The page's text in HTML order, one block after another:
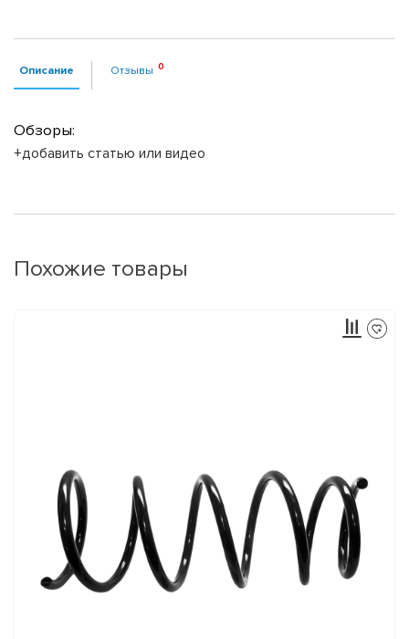
Описание Отзывы
Обзоры:
+добавить статью или видео
Похожие товары